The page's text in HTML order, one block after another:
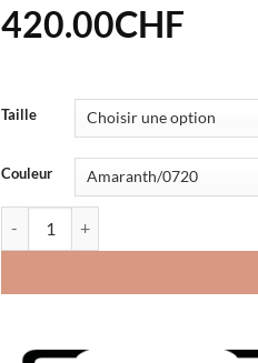
420.00CHF
Taille
Couleur